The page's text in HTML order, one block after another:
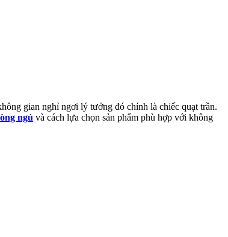
gian nghỉ ngơi lý tưởng đó chính là chiếc quạt trần.
ngủ và cách lựa chọn sản phẩm phù hợp với không